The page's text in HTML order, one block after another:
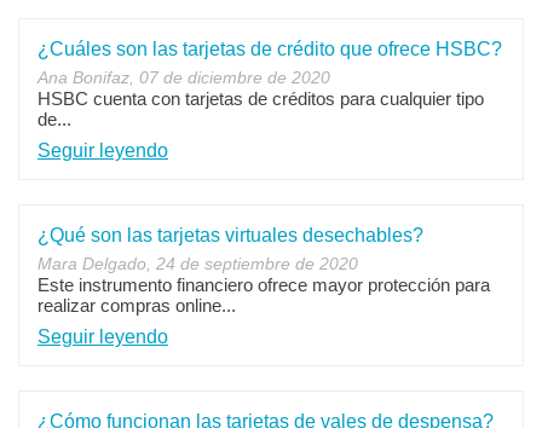
¿Cuáles son las tarjetas de crédito que ofrece HSBC?
Ana Bonifaz, 07 de diciembre de 2020
HSBC cuenta con tarjetas de créditos para cualquier tipo
de...
Seguir leyendo
¿Qué son las tarjetas virtuales desechables?
Mara Delgado, 24 de septiembre de 2020
Este instrumento financiero ofrece mayor protección para
realizar compras online...
Seguir leyendo
¿Cómo funcionan las tarjetas de vales de despensa?